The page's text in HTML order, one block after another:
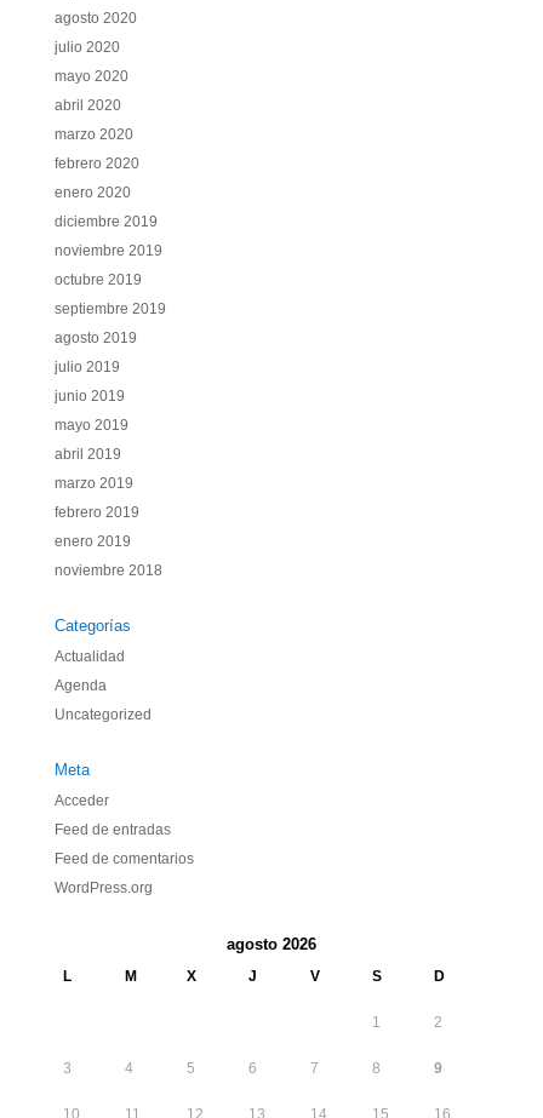
agosto 2020
julio 2020
mayo 2020
abril 2020
marzo 2020
febrero 2020
enero 2020
diciembre 2019
noviembre 2019
octubre 2019
septiembre 2019
agosto 2019
julio 2019
junio 2019
mayo 2019
abril 2019
marzo 2019
febrero 2019
enero 2019
noviembre 2018
Categorías
Actualidad
Agenda
Uncategorized
Meta
Acceder
Feed de entradas
Feed de comentarios
WordPress.org
agosto 2026
L M X J V S D
1 2
3 4 5 6 7 8 9